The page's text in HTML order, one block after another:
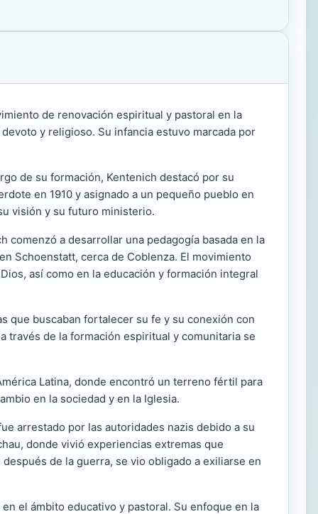
de renovación espiritual y pastoral en la
y religioso. Su infancia estuvo marcada por
de su formación, Kentenich destacó por su
en 1910 y asignado a un pequeño pueblo en
visión y su futuro ministerio.
a desarrollar una pedagogía basada en la
Schoenstatt, cerca de Coblenza. El movimiento
así como en la educación y formación integral
que buscaban fortalecer su fe y su conexión con
través de la formación espiritual y comunitaria se
Latina, donde encontró un terreno fértil para
en la sociedad y en la Iglesia.
arrestado por las autoridades nazis debido a su
donde vivió experiencias extremas que
de la guerra, se vio obligado a exiliarse en
el ámbito educativo y pastoral. Su enfoque en la